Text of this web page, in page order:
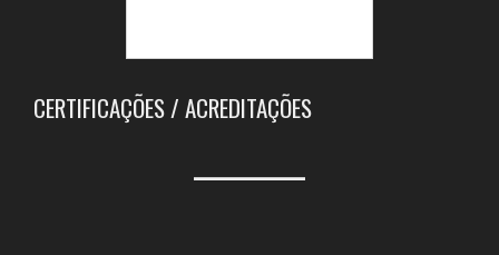
CERTIFICAÇÕES / ACREDITAÇÕES